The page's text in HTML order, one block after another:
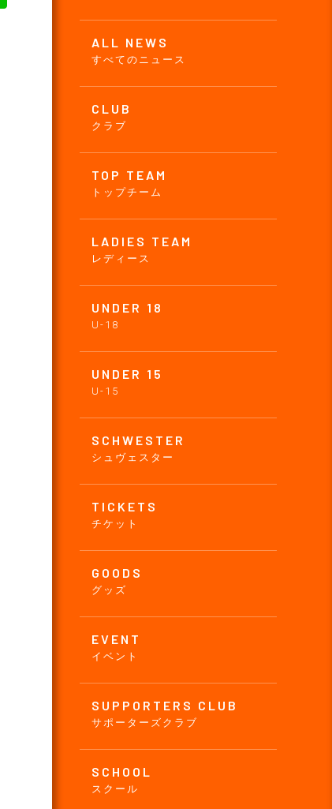
ALL NEWS
すべてのニュース
CLUB
クラブ
TOP TEAM
トップチーム
LADIES TEAM
レディース
UNDER 18
U-18
UNDER 15
U-15
SCHWESTER
シュヴェスター
TICKETS
チケット
GOODS
グッズ
EVENT
イベント
SUPPORTERS CLUB
サポーターズクラブ
SCHOOL
スクール